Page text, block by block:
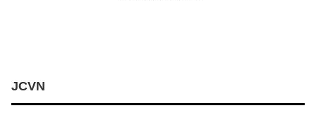
JCVN